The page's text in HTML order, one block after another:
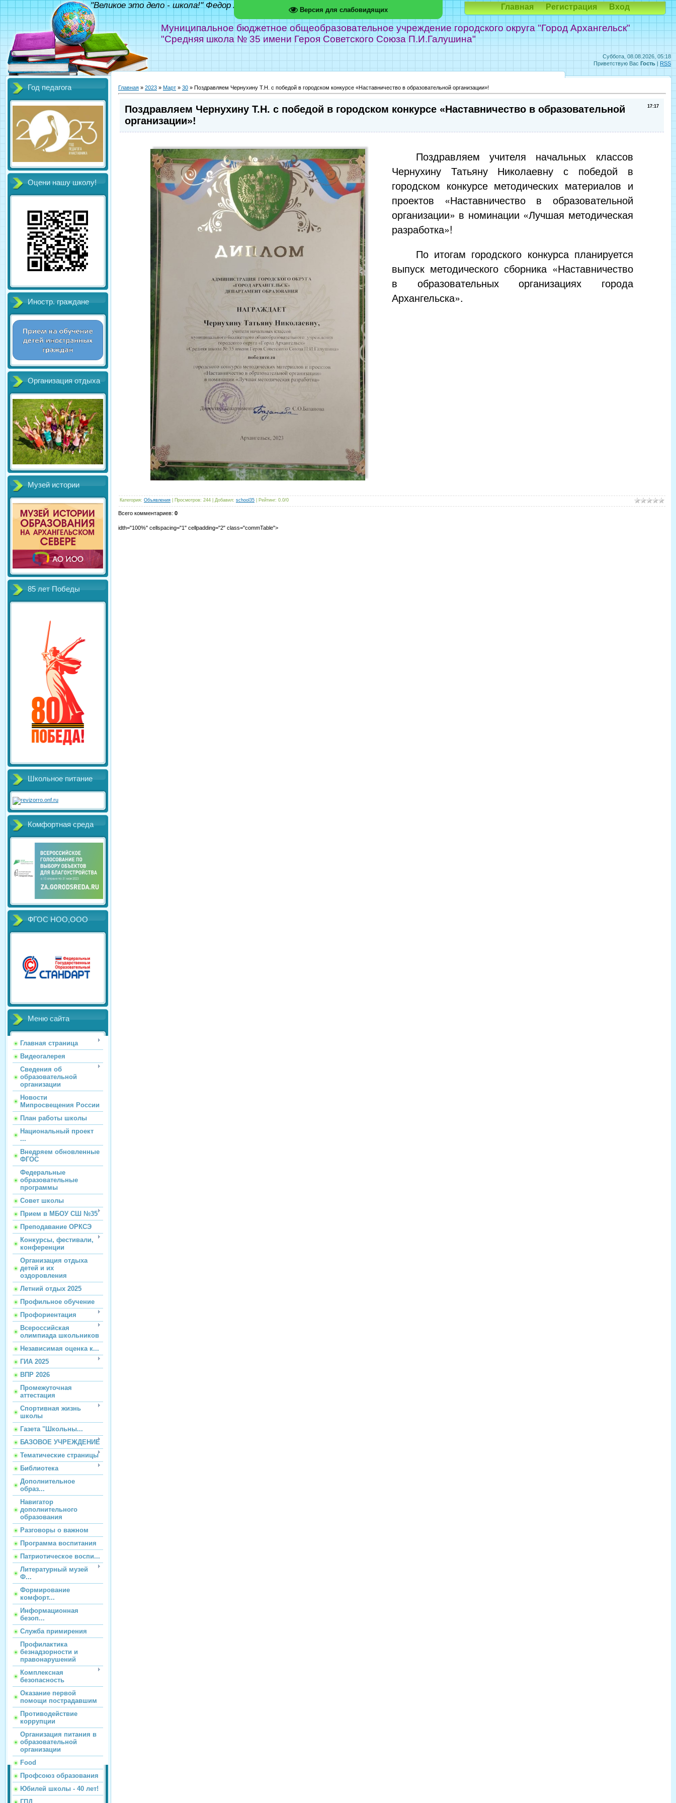
Версия для слабовидящих
Суббота, 08.08.2026, 05:18
Приветствую Вас Гость | RSS
Муниципальное бюджетное общеобразовательное учреждение городского округа "Город Архангельск"
"Средняя школа № 35 имени Героя Советского Союза П.И.Галушина"
"Великое это дело - школа!" Федор Абрамов Главная Регистрация Вход
Год педагога
Оцени нашу школу!
Иностр. граждане
Организация отдыха
Музей истории
85 лет Победы
Школьное питание
Комфортная среда
ФГОС НОО,ООО
Меню сайта
Главная страница
Видеогалерея
Сведения об
образовательной
организации
Новости
Мипросвещения России
План работы школы
Национальный проект
...
Внедряем обновленные
ФГОС
Федеральные
образовательные
программы
Совет школы
Прием в МБОУ СШ №35
Преподавание ОРКСЭ
Конкурсы, фестивали,
конференции
Организация отдыха
детей и их
оздоровления
Летний отдых 2025
Профильное обучение
Профориентация
Всероссийская
олимпиада школьников
Независимая оценка к...
ГИА 2025
ВПР 2026
Промежуточная
аттестация
Спортивная жизнь
школы
Газета "Школьны...
БАЗОВОЕ УЧРЕЖДЕНИЕ
Тематические страницы
Библиотека
Дополнительное
образ...
Навигатор
дополнительного
образования
Разговоры о важном
Программа воспитания
Патриотическое воспи...
Литературный музей
Ф...
Формирование
комфорт...
Информационная
безоп...
Служба примирения
Профилактика
безнадзорности и
правонарушений
Комплексная
безопасность
Оказание первой
помощи пострадавшим
Противодействие
коррупции
Организация питания в
образовательной
организации
Food
Профсоюз образования
Юбилей школы - 40 лет!
Главная » 2023 » Март » 30 » Поздравляем Чернухину Т.Н. с победой в городском конкурсе «Наставничество в образовательной организации»!
17:17
Поздравляем Чернухину Т.Н. с победой в городском конкурсе «Наставничество в образовательной
организации»!
Поздравляем учителя начальных классов
Чернухину Татьяну Николаевну с победой в
городском конкурсе методических материалов и
проектов «Наставничество в образовательной
организации» в номинации «Лучшая методическая
разработка»!
По итогам городского конкурса планируется
выпуск методического сборника «Наставничество
в образовательных организациях города
Архангельска».
Категория: Объявления Просмотров: 244 Добавил: school35 Рейтинг: 0.0/0
Всего комментариев: 0
idth="100%" cellspacing="1" cellpadding="2" class="commTable">